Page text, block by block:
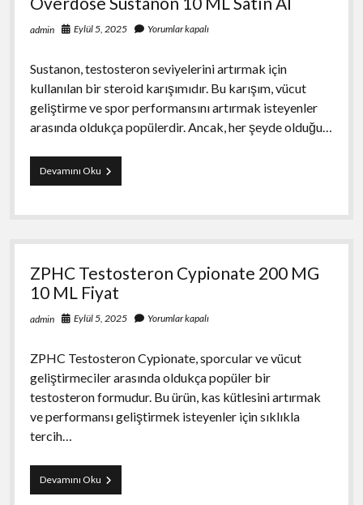
admin Eylül 5, 2025 Yorumlar kapalı
Sustanon, testosteron seviyelerini artırmak için
kullanılan bir steroid karışımıdır. Bu karışım, vücut
geliştirme ve spor performansını artırmak isteyenler
arasında oldukça popülerdir. Ancak, her şeyde olduğu…
Devamını OkuOverdose
Sustanon
ML
Al
ZPHC Testosteron Cypionate 200 MG
10 ML Fiyat
admin Eylül 5, 2025 Yorumlar kapalı
ZPHC Testosteron Cypionate, sporcular ve vücut
geliştirmeciler arasında oldukça popüler bir
testosteron formudur. Bu ürün, kas kütlesini artırmak
ve performansı geliştirmek isteyenler için sıklıkla
tercih…
Devamını OkuZPHC
Testosteron